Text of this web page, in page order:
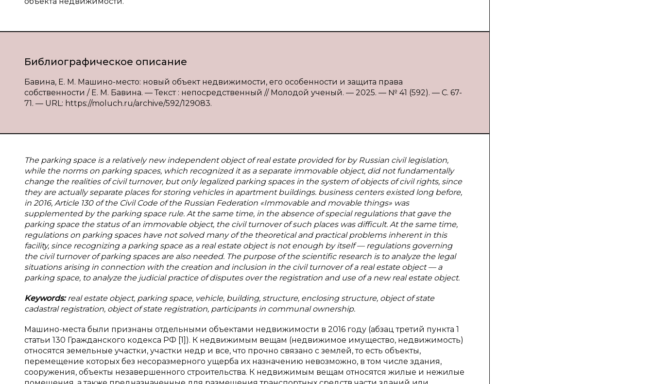
Библиографическое описание
Бавина, Е. М. Машино-место: новый объект недвижимости, его особенности и защита права
собственности / Е. М. Бавина. — Текст : непосредственный // Молодой ученый. — 2025. — № 41 (592). — С. 67-
71. — URL: https://moluch.ru/archive/592/129083.
The parking space is a relatively new independent object of real estate provided for by Russian civil legislation,
while the norms on parking spaces, which recognized it as a separate immovable object, did not fundamentally
change the realities of civil turnover, but only legalized parking spaces in the system of objects of civil rights, since
they are actually separate places for storing vehicles in apartment buildings. business centers existed long before,
in 2016, Article 130 of the Civil Code of the Russian Federation «Immovable and movable things» was
supplemented by the parking space rule. At the same time, in the absence of special regulations that gave the
parking space the status of an immovable object, the civil turnover of such places was difficult. At the same time,
regulations on parking spaces have not solved many of the theoretical and practical problems inherent in this
facility, since recognizing a parking space as a real estate object is not enough by itself — regulations governing
the civil turnover of parking spaces are also needed. The purpose of the scientific research is to analyze the legal
situations arising in connection with the creation and inclusion in the civil turnover of a real estate object — a
parking space, to analyze the judicial practice of disputes over the registration and use of a new real estate object.
Keywords:real estate object, parking space, vehicle, building, structure, enclosing structure, object of state
cadastral registration, object of state registration, participants in communal ownership.
Машино-места были признаны отдельными объектами недвижимости в 2016 году (абзац третий пункта 1
статьи 130 Гражданского кодекса РФ [1]). К недвижимым вещам (недвижимое имущество, недвижимость)
относятся земельные участки, участки недр и все, что прочно связано с землей, то есть объекты,
перемещение которых без несоразмерного ущерба их назначению невозможно, в том числе здания,
сооружения, объекты незавершенного строительства. К недвижимым вещам относятся жилые и нежилые